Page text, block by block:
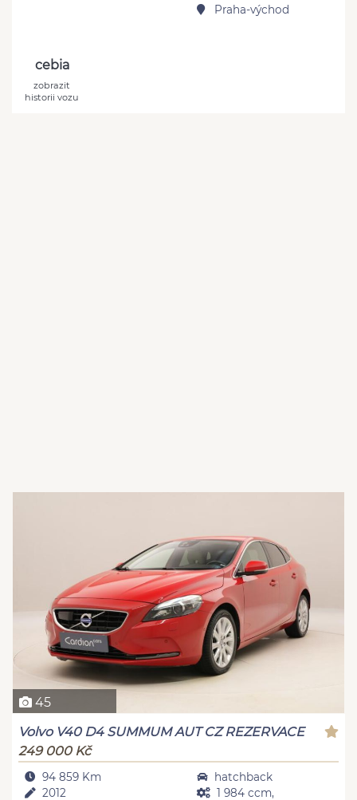
Praha-východ
cebia
zobrazit
historii vozu
45
Volvo V40 D4 SUMMUM AUT CZ REZERVACE
249 000 Kč
94 859 Km
2012
hatchback
1 984 ccm,